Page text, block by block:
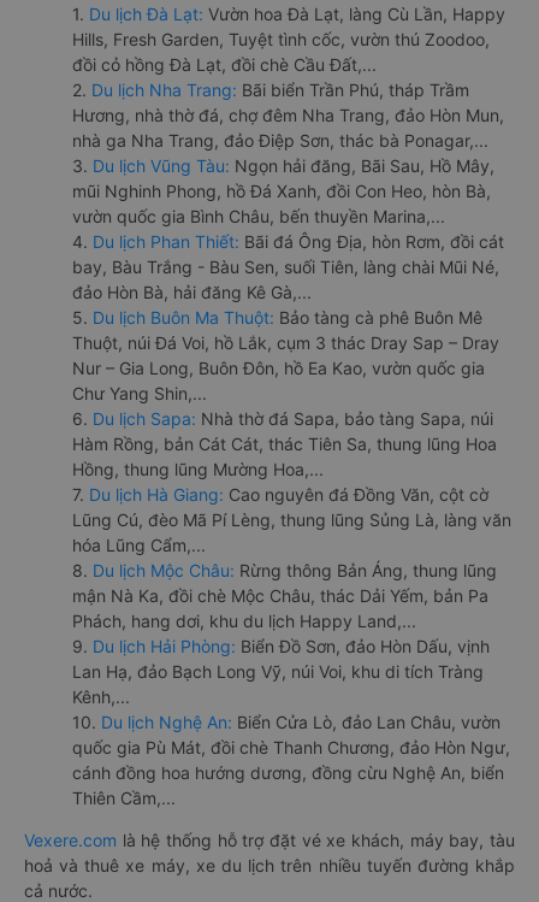
1. Du lịch Đà Lạt: Vườn hoa Đà Lạt, làng Cù Lần, Happy
Hills, Fresh Garden, Tuyệt tình cốc, vườn thú Zoodoo,
đồi cỏ hồng Đà Lạt, đồi chè Cầu Đất,...
2. Du lịch Nha Trang: Bãi biển Trần Phú, tháp Trầm
Hương, nhà thờ đá, chợ đêm Nha Trang, đảo Hòn Mun,
nhà ga Nha Trang, đảo Điệp Sơn, thác bà Ponagar,...
3. Du lịch Vũng Tàu: Ngọn hải đăng, Bãi Sau, Hồ Mây,
mũi Nghinh Phong, hồ Đá Xanh, đồi Con Heo, hòn Bà,
vườn quốc gia Bình Châu, bến thuyền Marina,...
4. Du lịch Phan Thiết: Bãi đá Ông Địa, hòn Rơm, đồi cát
bay, Bàu Trắng - Bàu Sen, suối Tiên, làng chài Mũi Né,
đảo Hòn Bà, hải đăng Kê Gà,...
5. Du lịch Buôn Ma Thuột: Bảo tàng cà phê Buôn Mê
Thuột, núi Đá Voi, hồ Lắk, cụm 3 thác Dray Sap – Dray
Nur – Gia Long, Buôn Đôn, hồ Ea Kao, vườn quốc gia
Chư Yang Shin,...
6. Du lịch Sapa: Nhà thờ đá Sapa, bảo tàng Sapa, núi
Hàm Rồng, bản Cát Cát, thác Tiên Sa, thung lũng Hoa
Hồng, thung lũng Mường Hoa,...
7. Du lịch Hà Giang: Cao nguyên đá Đồng Văn, cột cờ
Lũng Cú, đèo Mã Pí Lèng, thung lũng Sủng Là, làng văn
hóa Lũng Cẩm,...
8. Du lịch Mộc Châu: Rừng thông Bản Áng, thung lũng
mận Nà Ka, đồi chè Mộc Châu, thác Dải Yếm, bản Pa
Phách, hang dơi, khu du lịch Happy Land,...
9. Du lịch Hải Phòng: Biển Đồ Sơn, đảo Hòn Dấu, vịnh
Lan Hạ, đảo Bạch Long Vỹ, núi Voi, khu di tích Tràng
Kênh,...
10. Du lịch Nghệ An: Biển Cửa Lò, đảo Lan Châu, vườn
quốc gia Pù Mát, đồi chè Thanh Chương, đảo Hòn Ngư,
cánh đồng hoa hướng dương, đồng cừu Nghệ An, biển
Thiên Cầm,...
Vexere.com là hệ thống hỗ trợ đặt vé xe khách, máy bay, tàu
hoả và thuê xe máy, xe du lịch trên nhiều tuyến đường khắp
cả nước.